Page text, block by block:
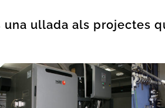
una ullada als projectes